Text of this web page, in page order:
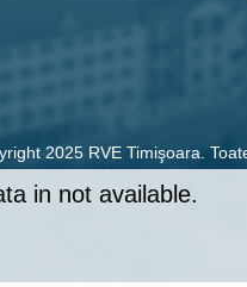
2025 RVE Timişoara.
in not available.